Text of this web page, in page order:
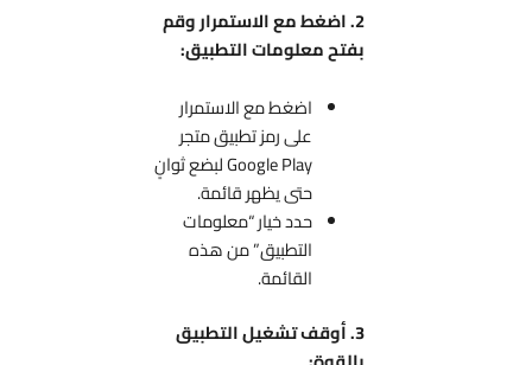
2. اضغط مع الاستمرار وقم
بفتح معلومات التطبيق:
اضغط مع الاستمرار
على رمز تطبيق متجر
Google Play لبضع ثوانٍ
حتى يظهر قائمة.
حدد خيار “معلومات
التطبيق” من هذه
3. أوقف تشغيل التطبيق